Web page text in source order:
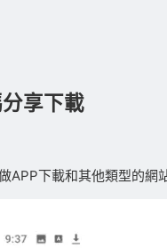
享下載
下載和其他類型的網